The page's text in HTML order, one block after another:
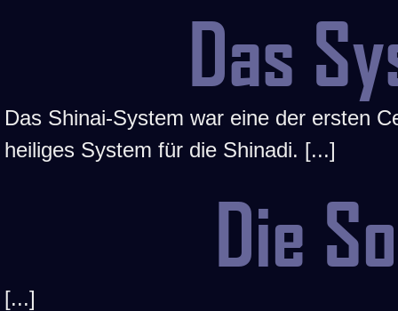
Das
Das Shinai-System war eine der ersten
heiliges System für die Shinadi. [...]
Die
[...]